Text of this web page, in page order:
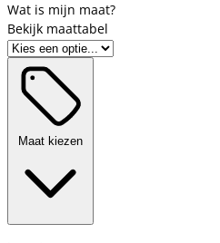
Bekijk maattabel
Maat kiezen